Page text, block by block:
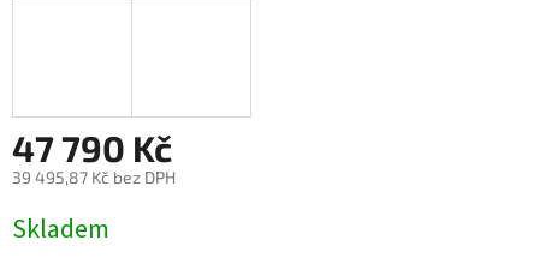
47 790 Kč
39 495,87 Kč bez DPH
cena:
Skladem